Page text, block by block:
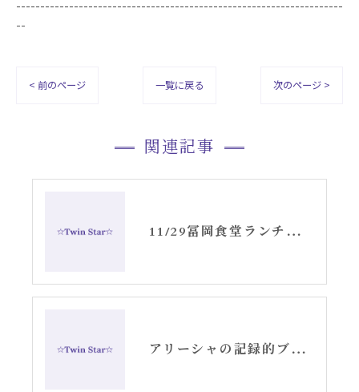
--------------------------------------------------------------------
--
< 前のページ 一覧に戻る 次のページ >
関連記事
11/29冨岡食堂ランチから貫前神社・一ノ宮
アリーシャの記録的ブログ〜ツインレイ〜